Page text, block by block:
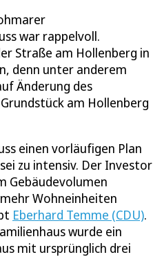
war rappelvoll.
Straße am Hollenberg in
denn unter anderem
Änderung des
am Hollenberg
einen vorläufigen Plan
zu intensiv. Der Investor
Gebäudevolumen
Wohneinheiten
Eberhard Temme (CDU).
wurde ein
mit ursprünglich drei